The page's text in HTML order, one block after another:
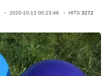
2020-10-13 00:23:46 HITS 3272